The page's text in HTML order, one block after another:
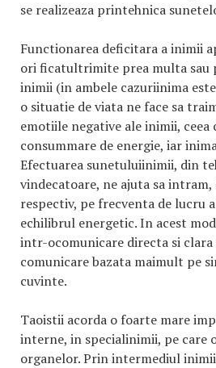
se realizeaza printehnica
Functionarea deficitara a inimii
ori ficatultrimite prea multa sau
inimii (in ambele cazuriinima
o situatie de viata ne face sa
emotiile negative ale inimii, ceea
consummare de energie, iar
Efectuarea sunetuluiinimii, din
vindecatoare, ne ajuta sa
respectiv, pe frecventa de lucru
echilibrul energetic. In acest
intr-ocomunicare directa si
comunicare bazata maimult pe
cuvinte.
Taoistii acorda o foarte mare
interne, in specialinimii, pe care
organelor. Prin intermediul